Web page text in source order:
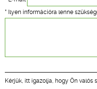
* Ilyen információra lenne
Kérjük, itt igazolja, hogy Ön valós